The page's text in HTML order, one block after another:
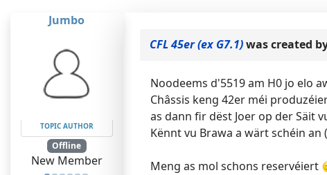
Jumbo
TOPIC AUTHOR
Offline
New Member
CFL 45er (ex G7.1)was created
Noodeems d'5519 am H0 jo elo
Châssis keng 42er méi
as dann fir dëst Joer op der Säit
Kënnt vu Brawa a wärt schéin
Meng as mol schons reservéiert